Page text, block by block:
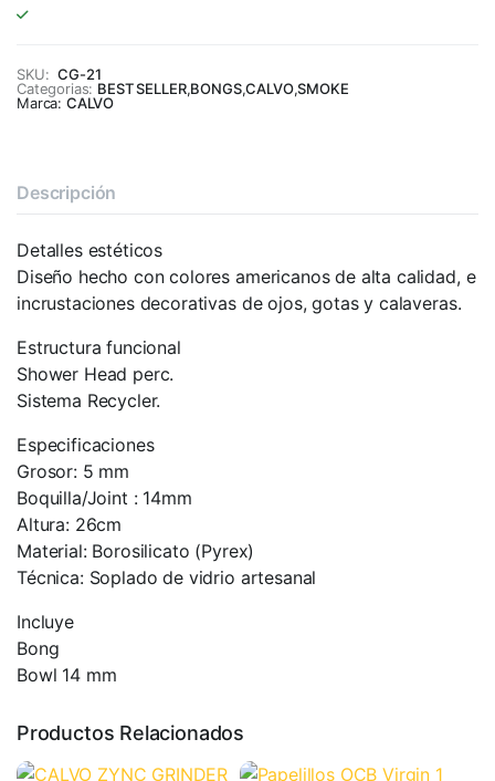
SKU: CG-21
Categorias: BEST SELLER,BONGS,CALVO,SMOKE
Marca: CALVO
Descripción
Detalles estéticos
Diseño hecho con colores americanos de alta calidad, e
incrustaciones decorativas de ojos, gotas y calaveras.
Estructura funcional
Shower Head perc.
Sistema Recycler.
Especificaciones
Grosor: 5 mm
Boquilla/Joint : 14mm
Altura: 26cm
Material: Borosilicato (Pyrex)
Técnica: Soplado de vidrio artesanal
Incluye
Bong
Bowl 14 mm
Productos Relacionados